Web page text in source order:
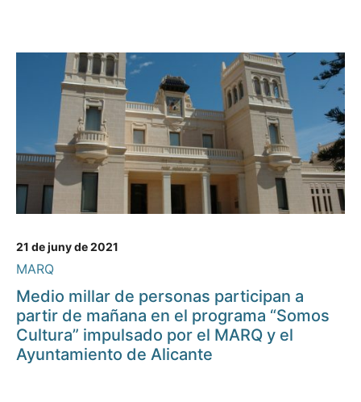
21 de juny de 2021
MARQ
Medio millar de personas participan a
partir de mañana en el programa “Somos
Cultura” impulsado por el MARQ y el
Ayuntamiento de Alicante